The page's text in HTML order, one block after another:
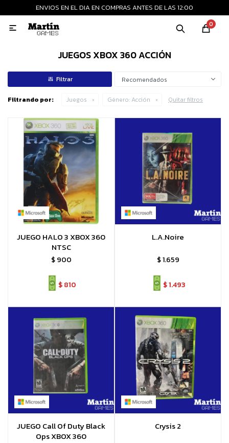
ENVIOS EN EL DIA EN COMPRAS ANTES DE LAS 12:00
0

JUEGOS XBOX 360 ACCIÓN
Recomendados
Filtrando por: Juegos Género: Acción Quitar filtros
JUEGO HALO 3 XBOX 360
NTSC
$ 900
$810
L.A.Noire
$1.659
$1.493
JUEGO Call Of Duty Black
Ops XBOX 360
Crysis 2
MI CUENTA
Consolas nuevas
Consolas recertificadas
Juegos
Accesorios